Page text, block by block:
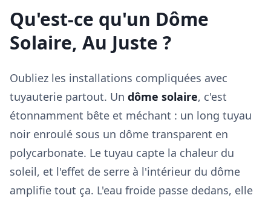
Qu'est-ce qu'un Dôme
Solaire, Au Juste ?
Oubliez les installations compliquées avec
tuyauterie partout. Un dôme solaire, c'est
étonnamment bête et méchant : un long tuyau
noir enroulé sous un dôme transparent en
polycarbonate. Le tuyau capte la chaleur du
soleil, et l'effet de serre à l'intérieur du dôme
amplifie tout ça. L'eau froide passe dedans, elle